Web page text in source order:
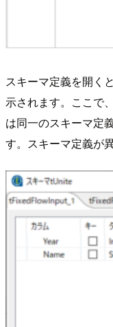
スキーマ定義を開く
示されます。ここで
は同一のスキーマ定
す。スキーマ定義が